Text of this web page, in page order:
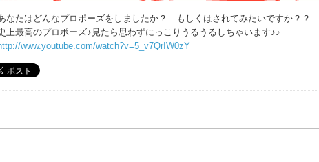
なたはどんなプロポーズをしましたか？ もしくはされてみたいですか？？
上最高のプロポーズ♪見たら思わずにっこりうるうるしちゃいます♪♪
www.youtube.com/watch?v=5_v7QrIW0zY